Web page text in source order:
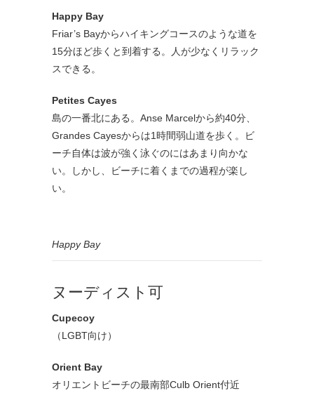
Happy Bay
Friar’s Bayからハイキングコースのような道を
15分ほど歩くと到着する。人が少なくリラック
スできる。
Petites Cayes
島の一番北にある。Anse Marcelから約40分、
Grandes Cayesからは1時間弱山道を歩く。ビ
ーチ自体は波が強く泳ぐのにはあまり向かな
い。しかし、ビーチに着くまでの過程が楽し
い。
Happy Bay
ヌーディスト可
Cupecoy
（LGBT向け）
Orient Bay
オリエントビーチの最南部Culb Orient付近